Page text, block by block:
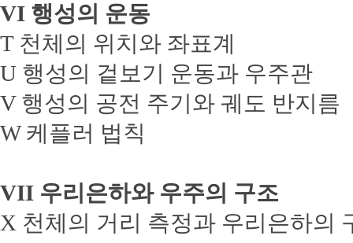
VI 행성의 운동
T 천체의 위치와 좌표계
U 행성의 겉보기 운동과 우주관
V 행성의 공전 주기와 궤도 반지름
W 케플러 법칙
VII 우리은하와 우주의 구조
X 천체의 거리 측정과 우리은하의